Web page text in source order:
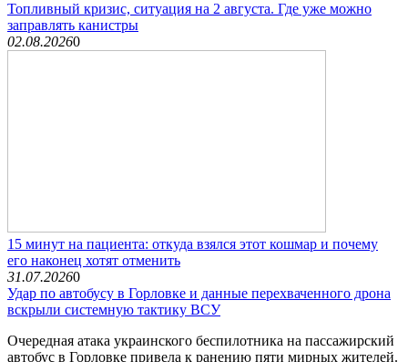
Топливный кризис, ситуация на 2 августа. Где уже можно
заправлять канистры
02.08.20260
15 минут на пациента: откуда взялся этот кошмар и почему
его наконец хотят отменить
31.07.20260
Удар по автобусу в Горловке и данные перехваченного дрона
вскрыли системную тактику ВСУ
Очередная атака украинского беспилотника на пассажирский
автобус в Горловке привела к ранению пяти мирных жителей.